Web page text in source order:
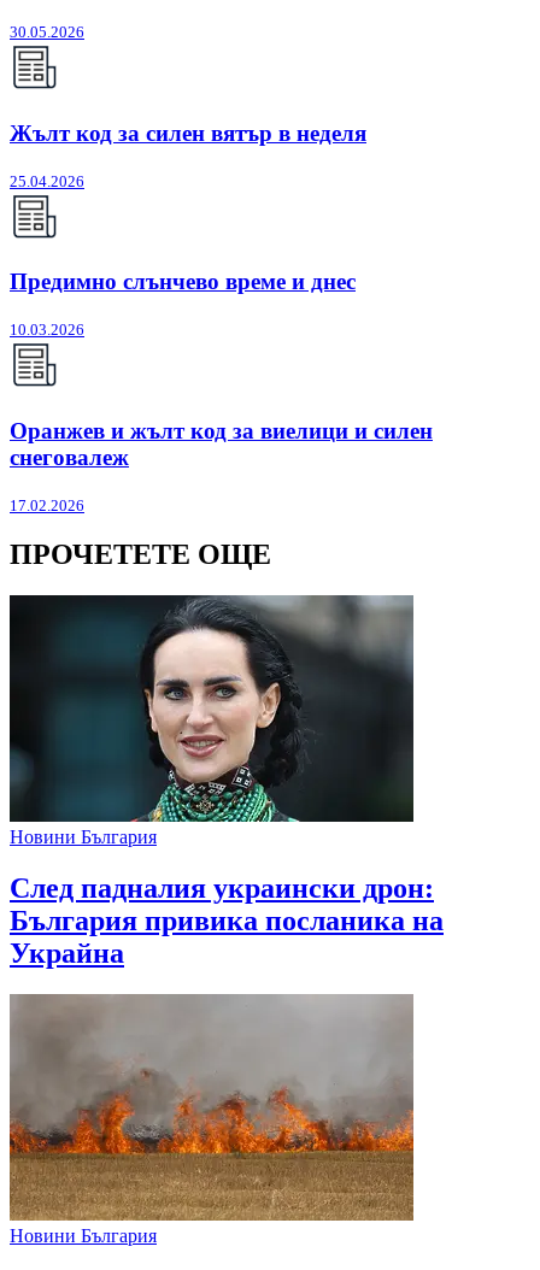
30.05.2026
Жълт код за силен вятър в неделя
25.04.2026
Предимно слънчево време и днес
10.03.2026
Оранжев и жълт код за виелици и силен
снеговалеж
17.02.2026
ПРОЧЕТЕТЕ ОЩЕ
Новини България
След падналия украински дрон:
България привика посланика на
Украйна
Новини България